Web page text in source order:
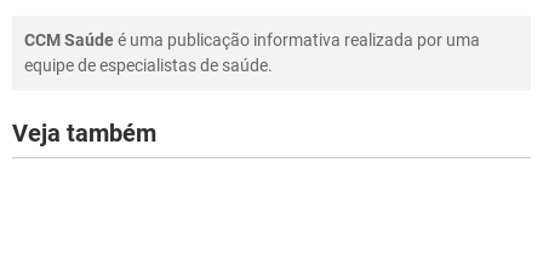
CCM Saúdeé uma publicação informativa realizada por uma
equipe de especialistas de saúde.
Veja também